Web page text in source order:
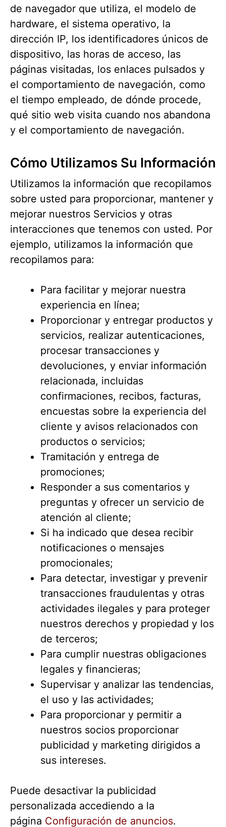
de navegador que utiliza, el modelo de
hardware, el sistema operativo, la
dirección IP, los identificadores únicos de
dispositivo, las horas de acceso, las
páginas visitadas, los enlaces pulsados y
el comportamiento de navegación, como
el tiempo empleado, de dónde procede,
qué sitio web visita cuando nos abandona
y el comportamiento de navegación.
Cómo Utilizamos Su Información
Utilizamos la información que recopilamos
sobre usted para proporcionar, mantener y
mejorar nuestros Servicios y otras
interacciones que tenemos con usted. Por
ejemplo, utilizamos la información que
recopilamos para:
Para facilitar y mejorar nuestra
experiencia en línea;
Proporcionar y entregar productos y
servicios, realizar autenticaciones,
procesar transacciones y
devoluciones, y enviar información
relacionada, incluidas
confirmaciones, recibos, facturas,
encuestas sobre la experiencia del
cliente y avisos relacionados con
productos o servicios;
Tramitación y entrega de
promociones;
Responder a sus comentarios y
preguntas y ofrecer un servicio de
atención al cliente;
Si ha indicado que desea recibir
notificaciones o mensajes
promocionales;
Para detectar, investigar y prevenir
transacciones fraudulentas y otras
actividades ilegales y para proteger
nuestros derechos y propiedad y los
de terceros;
Para cumplir nuestras obligaciones
legales y financieras;
Supervisar y analizar las tendencias,
el uso y las actividades;
Para proporcionar y permitir a
nuestros socios proporcionar
publicidad y marketing dirigidos a
sus intereses.
Puede desactivar la publicidad
personalizada accediendo a la
página Configuración de anuncios.